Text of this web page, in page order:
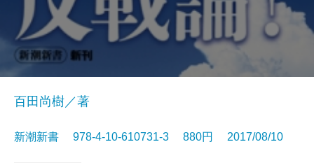
百田尚樹／著
新潮新書 978-4-10-610731-3 880円 2017/08/10